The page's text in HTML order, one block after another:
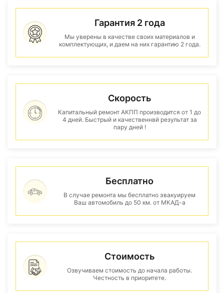
Гарантия 2 года
Мы уверены в качестве своих материалов и
комплектующих, и даем на них гарантию 2 года.
Скорость
Капитальный ремонт АКПП производится от 1 до
4 дней. Быстрый и качественнвй результат за
пару дней !
Бесплатно
В случае ремонта мы бесплатно эвакуируем
Ваш автомобиль до 50 км. от МКАД-а
Стоимость
Озвучиваем стоимость до начала работы.
Честность в приоритете.